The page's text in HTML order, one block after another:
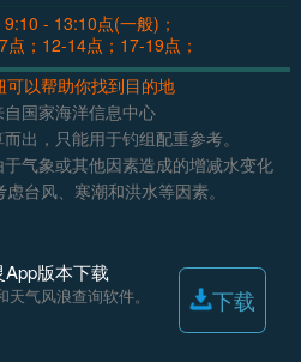
- 13:10点(一般)；
；12-14点；17-19点；
可以帮助你找到目的地
国家海洋信息中心
出，只能用于钓组配重参考。
气象或其他因素造成的增减水变化
台风、寒潮和洪水等因素。
版本下载
天气风浪查询软件。 下载